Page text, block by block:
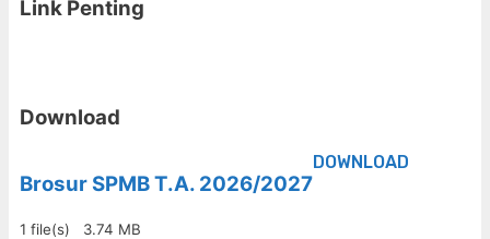
Link Penting
Download
Brosur SPMB T.A. 2026/2027
1 file(s) 3.74 MB
DOWNLOAD